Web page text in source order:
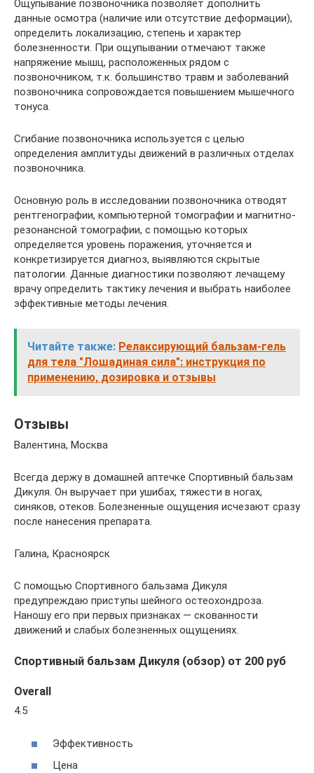
Ощупывание позвоночника позволяет дополнить
данные осмотра (наличие или отсутствие деформации),
определить локализацию, степень и характер
болезненности. При ощупывании отмечают также
напряжение мышц, расположенных рядом с
позвоночником, т.к. большинство травм и заболеваний
позвоночника сопровождается повышением мышечного
тонуса.
Сгибание позвоночника используется с целью
определения амплитуды движений в различных отделах
позвоночника.
Основную роль в исследовании позвоночника отводят
рентгенографии, компьютерной томографии и магнитно-
резонансной томографии, с помощью которых
определяется уровень поражения, уточняется и
конкретизируется диагноз, выявляются скрытые
патологии. Данные диагностики позволяют лечащему
врачу определить тактику лечения и выбрать наиболее
эффективные методы лечения.
Читайте также: Релаксирующий бальзам-гель
для тела "Лошадиная сила": инструкция по
применению, дозировка и отзывы
Отзывы
Валентина, Москва
Всегда держу в домашней аптечке Спортивный бальзам
Дикуля. Он выручает при ушибах, тяжести в ногах,
синяков, отеков. Болезненные ощущения исчезают сразу
после нанесения препарата.
Галина, Красноярск
С помощью Спортивного бальзама Дикуля
предупреждаю приступы шейного остеохондроза.
Наношу его при первых признаках — скованности
движений и слабых болезненных ощущениях.
Спортивный бальзам Дикуля (обзор) от 200 руб
Overall
4.5
Эффективность
Цена